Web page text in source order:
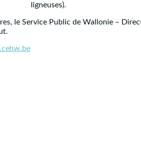
ligneuses).
le Service Public de Wallonie –